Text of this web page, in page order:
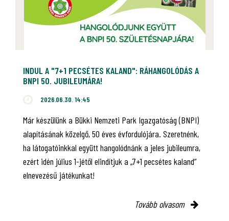
INDUL A "7+1 PECSÉTES KALAND": RÁHANGOLÓDÁS A
BNPI 50. JUBILEUMÁRA!
2026.06.30. 14:45
Már készülünk a Bükki Nemzeti Park Igazgatóság (BNPI)
alapításának közelgő, 50 éves évfordulójára. Szeretnénk,
ha látogatóinkkal együtt hangolódnánk a jeles jubileumra,
ezért idén július 1-jétől elindítjuk a „7+1 pecsétes kaland”
elnevezésű játékunkat!
Tovább olvasom